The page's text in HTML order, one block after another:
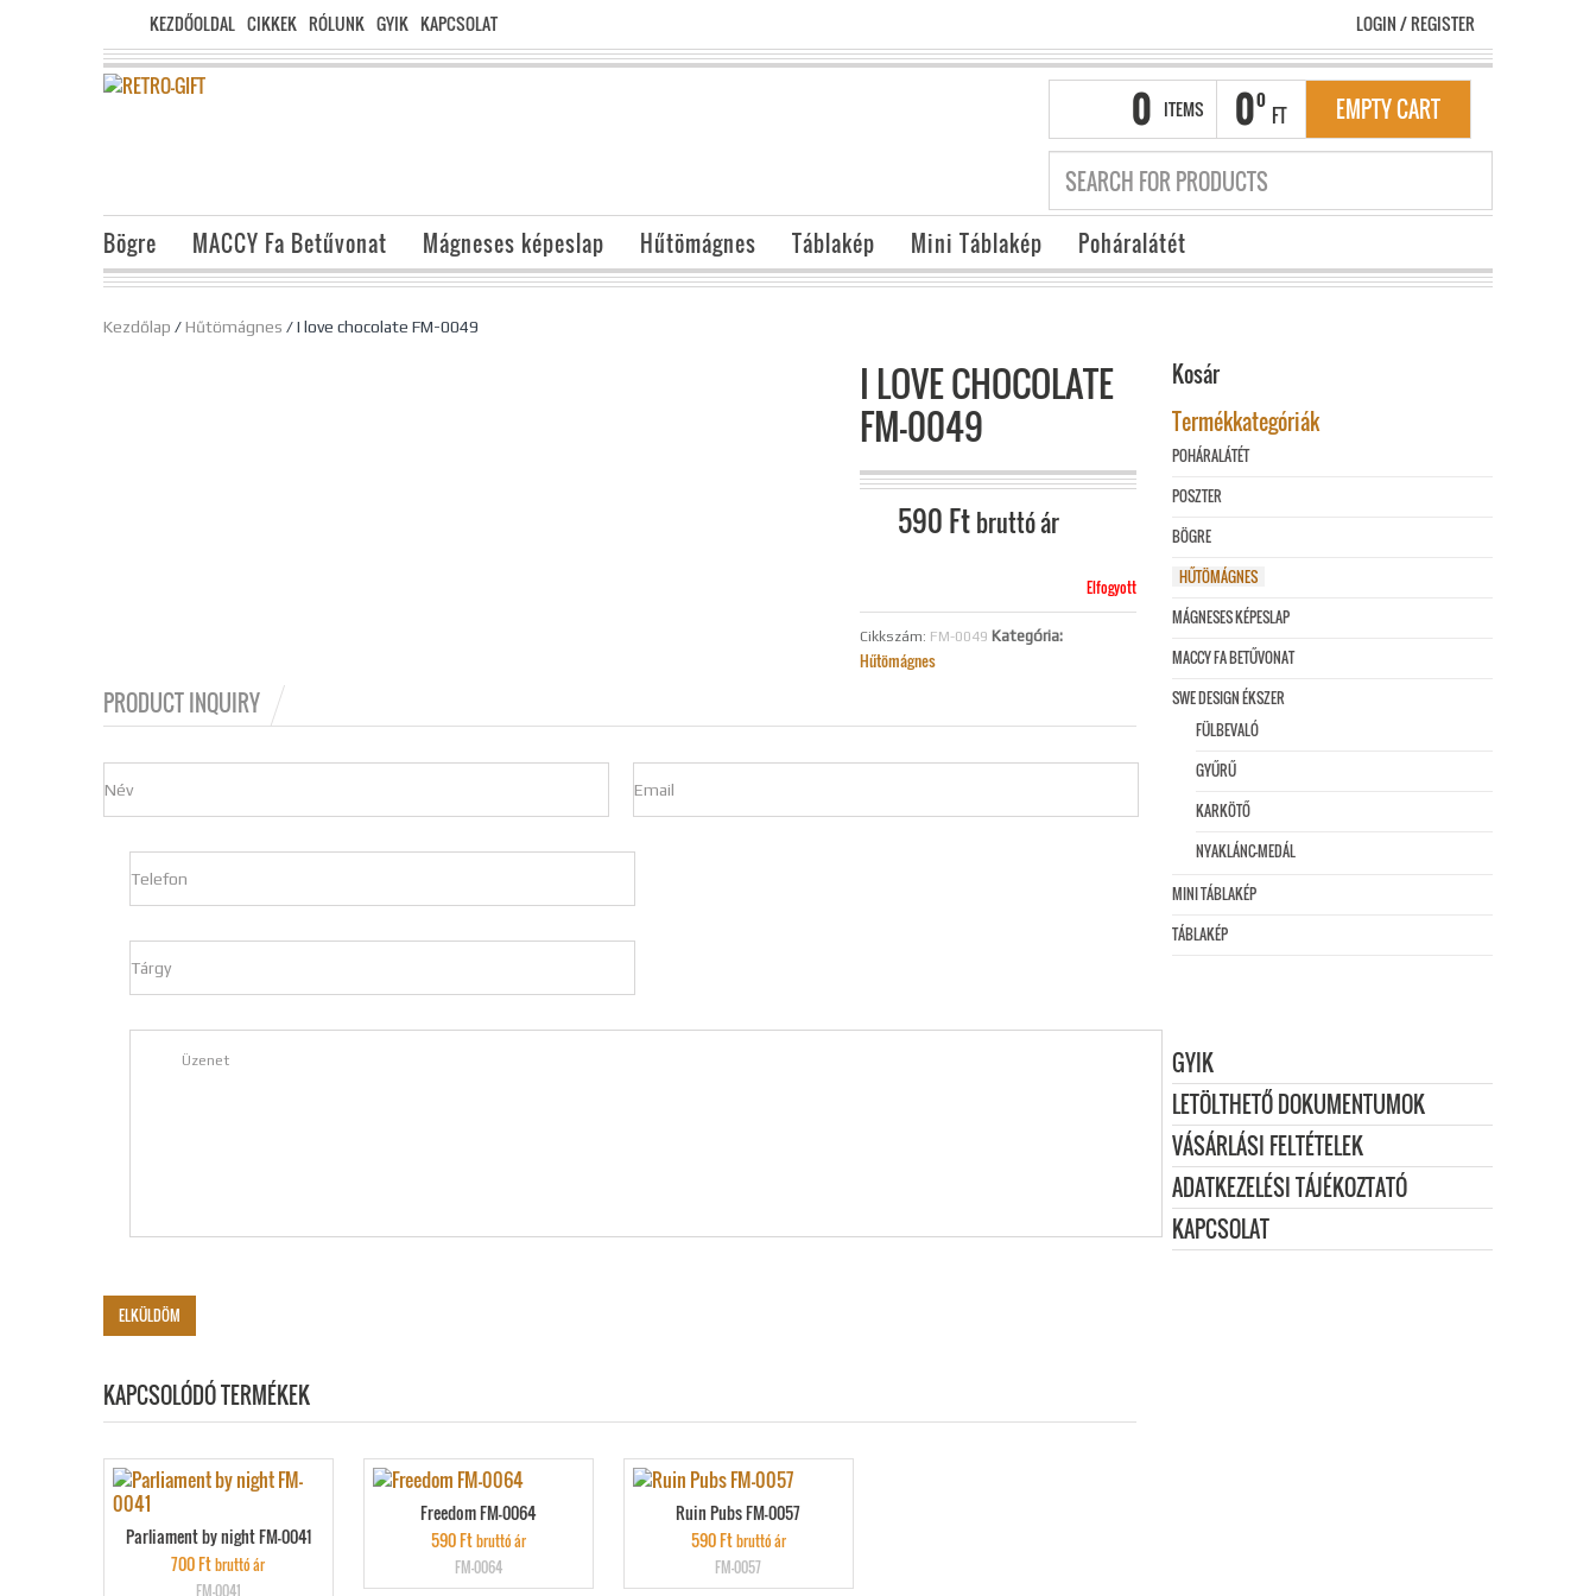
KEZDŐOLDAL CIKKEK RÓLUNK GYIK KAPCSOLAT LOGIN/REGISTER
0 ITEMS 00
FT EMPTY CART
Bögre MACCY Fa Betűvonat Mágneses képeslap Hűtömágnes Táblakép Mini Táblakép Poháralátét
Kezdőlap /Hűtömágnes / I love chocolate FM-0049
I LOVE CHOCOLATE
FM-0049
590Ft bruttó ár
Elfogyott
Cikkszám: FM-0049 Kategória:
Hűtömágnes
PRODUCT INQUIRY
KAPCSOLÓDÓ TERMÉKEK
Parliament by night FM-0041
700Ftbruttó ár
FM-0041
Freedom FM-0064
590Ftbruttó ár
FM-0064
Ruin Pubs FM-0057
590Ftbruttó ár
FM-0057
Kosár
Termékkategóriák
POHÁRALÁTÉT
POSZTER
BÖGRE
HŰTÖMÁGNES
MÁGNESES KÉPESLAP
MACCY FA BETŰVONAT
SWE DESIGN ÉKSZER
FÜLBEVALÓ
GYŰRŰ
KARKÖTŐ
NYAKLÁNC-MEDÁL
MINI TÁBLAKÉP
TÁBLAKÉP
GYIK
LETÖLTHETŐ DOKUMENTUMOK
VÁSÁRLÁSI FELTÉTELEK
ADATKEZELÉSI TÁJÉKOZTATÓ
KAPCSOLAT